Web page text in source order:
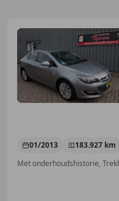
01/2013 183.927 km